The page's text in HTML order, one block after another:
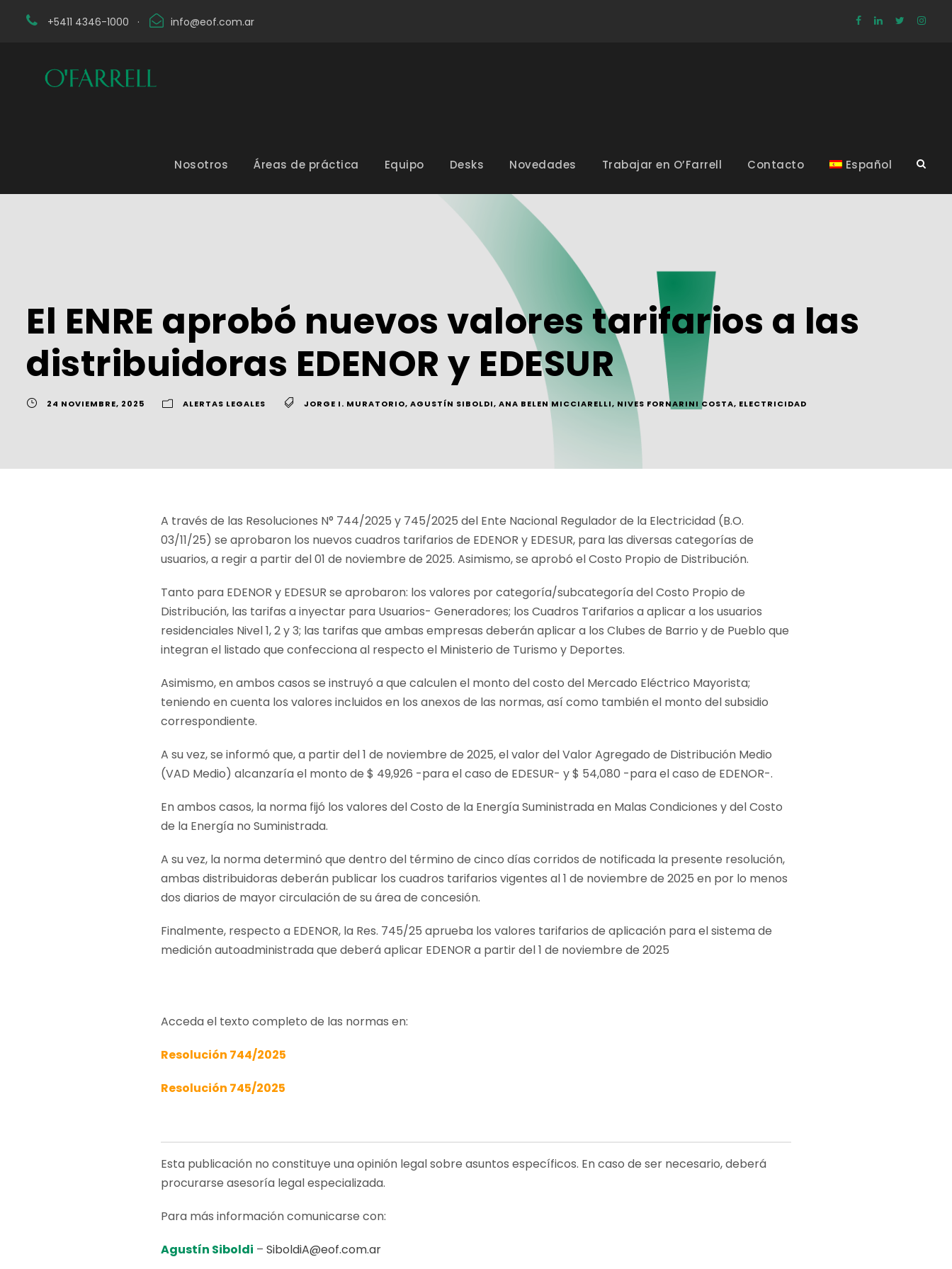
+5411 4346-1000 · info@eof.com.ar
Nosotros Áreas de práctica Equipo Desks Novedades Trabajar en O’Farrell Contacto Español
El ENRE aprobó nuevos valores tarifarios a las
distribuidoras EDENOR y EDESUR
24 NOVIEMBRE, 2025 ALERTAS LEGALES JORGE I. MURATORIO, AGUSTÍN SIBOLDI, ANA BELEN MICCIARELLI, NIVES FORNARINI COSTA, ELECTRICIDAD
A través de las Resoluciones N° 744/2025 y 745/2025 del Ente Nacional Regulador de la Electricidad (B.O.
03/11/25) se aprobaron los nuevos cuadros tarifarios de EDENOR y EDESUR, para las diversas categorías de
usuarios, a regir a partir del 01 de noviembre de 2025. Asimismo, se aprobó el Costo Propio de Distribución.
Tanto para EDENOR y EDESUR se aprobaron: los valores por categoría/subcategoría del Costo Propio de
Distribución, las tarifas a inyectar para Usuarios- Generadores; los Cuadros Tarifarios a aplicar a los usuarios
residenciales Nivel 1, 2 y 3; las tarifas que ambas empresas deberán aplicar a los Clubes de Barrio y de Pueblo que
integran el listado que confecciona al respecto el Ministerio de Turismo y Deportes.
Asimismo, en ambos casos se instruyó a que calculen el monto del costo del Mercado Eléctrico Mayorista;
teniendo en cuenta los valores incluidos en los anexos de las normas, así como también el monto del subsidio
correspondiente.
A su vez, se informó que, a partir del 1 de noviembre de 2025, el valor del Valor Agregado de Distribución Medio
(VAD Medio) alcanzaría el monto de $ 49,926 -para el caso de EDESUR- y $ 54,080 -para el caso de EDENOR-.
En ambos casos, la norma fijó los valores del Costo de la Energía Suministrada en Malas Condiciones y del Costo
de la Energía no Suministrada.
A su vez, la norma determinó que dentro del término de cinco días corridos de notificada la presente resolución,
ambas distribuidoras deberán publicar los cuadros tarifarios vigentes al 1 de noviembre de 2025 en por lo menos
dos diarios de mayor circulación de su área de concesión.
Finalmente, respecto a EDENOR, la Res. 745/25 aprueba los valores tarifarios de aplicación para el sistema de
medición autoadministrada que deberá aplicar EDENOR a partir del 1 de noviembre de 2025
Acceda el texto completo de las normas en:
Resolución 744/2025
Resolución 745/2025
Esta publicación no constituye una opinión legal sobre asuntos específicos. En caso de ser necesario, deberá
procurarse asesoría legal especializada.
Para más información comunicarse con:
Agustín Siboldi – SiboldiA@eof.com.ar